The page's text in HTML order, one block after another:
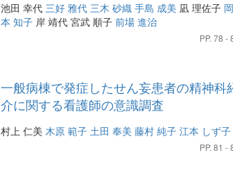
池田 幸代 三好 雅代 三木 砂織 手島 成美 凪 理佐子 岡
本 知子 岸 靖代 宮武 順子 前場 進治
PP. 78 -
一般病棟で発症したせん妄患者の精神科
介に関する看護師の意識調査
村上 仁美 木原 範子 土田 奉美 藤村 純子 江本 しず子
PP. 81 -